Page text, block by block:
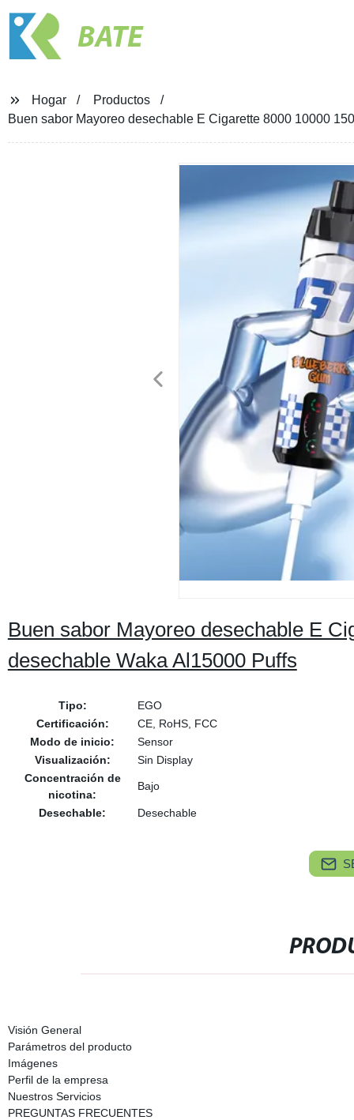
BATE
Hogar
Productos
Buen sabor Mayoreo desechable E Cigarette 8000 10000
Buen sabor Mayoreo desechable E
desechable Waka Al15000 Puffs
Tipo:
EGO
Certificación:
CE, RoHS, FCC
Modo de inicio:
Sensor
Visualización:
Sin Display
Concentración de
nicotina:
Bajo
Desechable: Desechable
Visión General
Parámetros del producto
Imágenes
Perfil de la empresa
Nuestros Servicios
PREGUNTAS FRECUENTES